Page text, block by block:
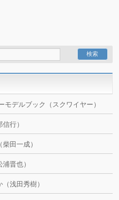
モデルブック（スクワイヤー）
行）
田一成）
晋也）
浅田秀樹）